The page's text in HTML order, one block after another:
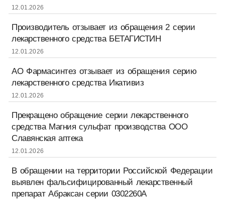
12.01.2026
Производитель отзывает из обращения 2 серии
лекарственного средства БЕТАГИСТИН
12.01.2026
АО Фармасинтез отзывает из обращения серию
лекарственного средства Икативиз
12.01.2026
Прекращено обращение серии лекарственного
средства Магния сульфат производства ООО
Славянская аптека
12.01.2026
В обращении на территории Российской Федерации
выявлен фальсифицированный лекарственный
препарат Абраксан серии 0302260A